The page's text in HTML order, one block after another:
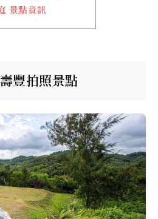
景點資訊
豐拍照景點